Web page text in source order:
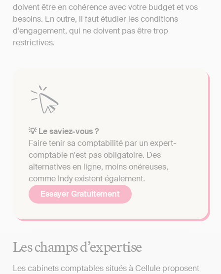
doivent être en cohérence avec votre budget et vos
besoins. En outre, il faut étudier les conditions
d’engagement, qui ne doivent pas être trop
restrictives.
💡 Le saviez-vous ?
Faire tenir sa comptabilité par un expert-
comptable n'est pas obligatoire. Des
alternatives en ligne, moins onéreuses,
comme Indy existent également.
Essayer Gratuitement
Les champs d’expertise
Les cabinets comptables situés à Cellule proposent